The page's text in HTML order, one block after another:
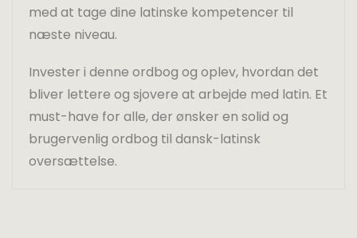
med at tage dine latinske kompetencer til
næste niveau.
Invester i denne ordbog og oplev, hvordan det
bliver lettere og sjovere at arbejde med latin. Et
must-have for alle, der ønsker en solid og
brugervenlig ordbog til dansk-latinsk
oversættelse.